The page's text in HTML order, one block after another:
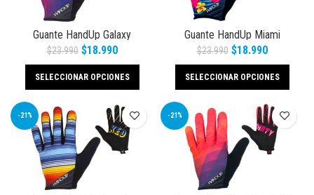
Guante HandUp Galaxy
$23.990 $18.990
SELECCIONAR OPCIONES
Guante HandUp Miami
$23.990 $18.990
SELECCIONAR OPCIONES
-21% -21%